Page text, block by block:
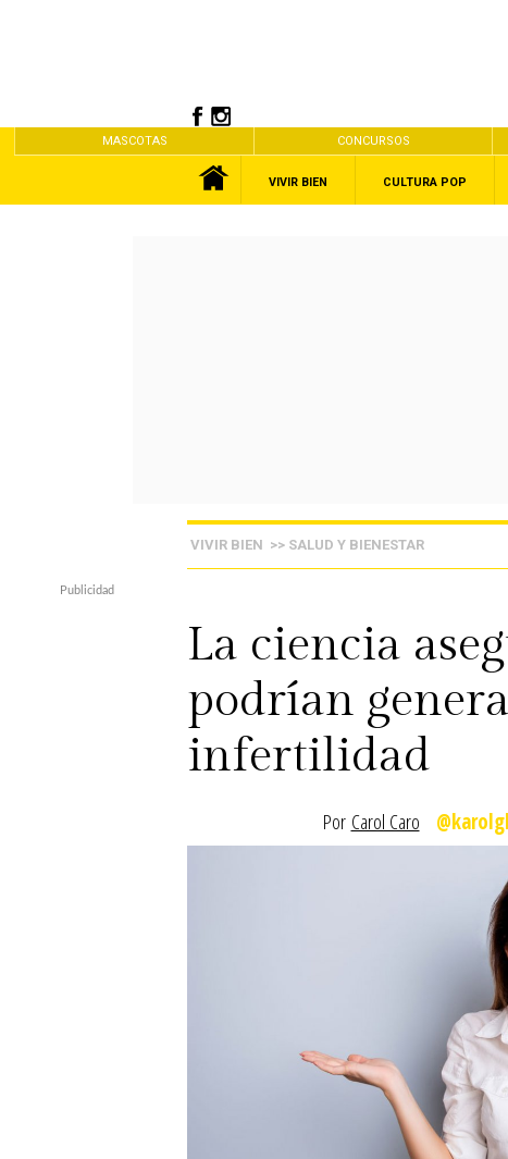
MASCOTAS CONCURSOS
VIVIR BIEN CULTURA POP
VIVIR BIEN >> SALUD Y BIENESTAR
La ciencia
podrían
infertilidad
Por Carol Caro